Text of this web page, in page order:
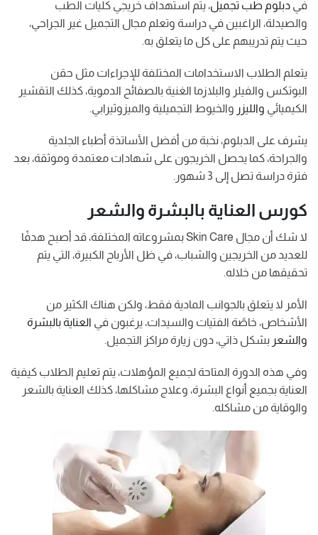
في دبلوم طب تجميل، يتم استهداف خريجي كليات الطب
والصيدلة، الراغبين في دراسة وتعلم مجال التجميل غير الجراحي،
حيث يتم تدريبهم على كل ما يتعلق به.
يتعلم الطلاب الاستخدامات المختلفة للإجراءات مثل حقن
البوتكس والفيلر والبلازما الغنية بالصفائح الدموية، كذلك التقشير
الكيميائي والليزر والخيوط التجميلية والميزوثيرابي.
يشرف على الدبلوم، نخبة من أفضل الأساتذة أطباء الجلدية
والجراحة، كما يحصل الخريجون على شهادات معتمدة وموثقة، بعد
فترة دراسة تصل إلى 3 شهور.
كورس العناية بالبشرة والشعر
لا شك أن مجال Skin Care بمشروعاته المختلفة، قد أصبح هدفًا
للعديد من الخريجين والشباب، في ظل الأرباح الكبيرة، التي يتم
تحقيقها من خلاله.
الأمر لا يتعلق بالجوانب المادية فقط، ولكن هناك الكثير من
الأشخاص، خاصًة الفتيات والسيدات، يرغبون في العناية بالبشرة
والشعر بشكل ذاتي، دون زيارة مراكز التجميل.
وفي هذه الدورة المتاحة لجميع المؤهلات، يتم تعليم الطلاب كيفية
العناية بجميع أنواع البشرة، وعلاج مشاكلها، كذلك العناية بالشعر
والوقاية من مشاكله.